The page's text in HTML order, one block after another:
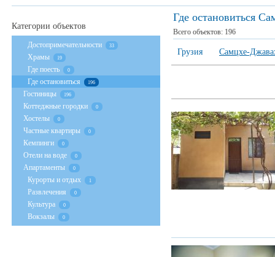
Где остановиться
Всего объектов: 196
Грузия Самцхе-
Категории объектов
Достопримечательности 33
Храмы 19
Где поесть 0
Где остановиться 196
Гостиницы 196
Коттеджные городки 0
Хостелы 0
Частные квартиры 0
Кемпинги 0
Отели на воде 0
Апартаменты 0
Курорты и отдых 1
Развлечения 0
Культура 0
Вокзалы 0